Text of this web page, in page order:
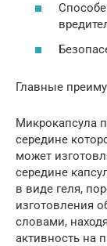
Главные
Микрокапсула
середине
может
середине
в виде геля,
изготовления
словами,
активность на